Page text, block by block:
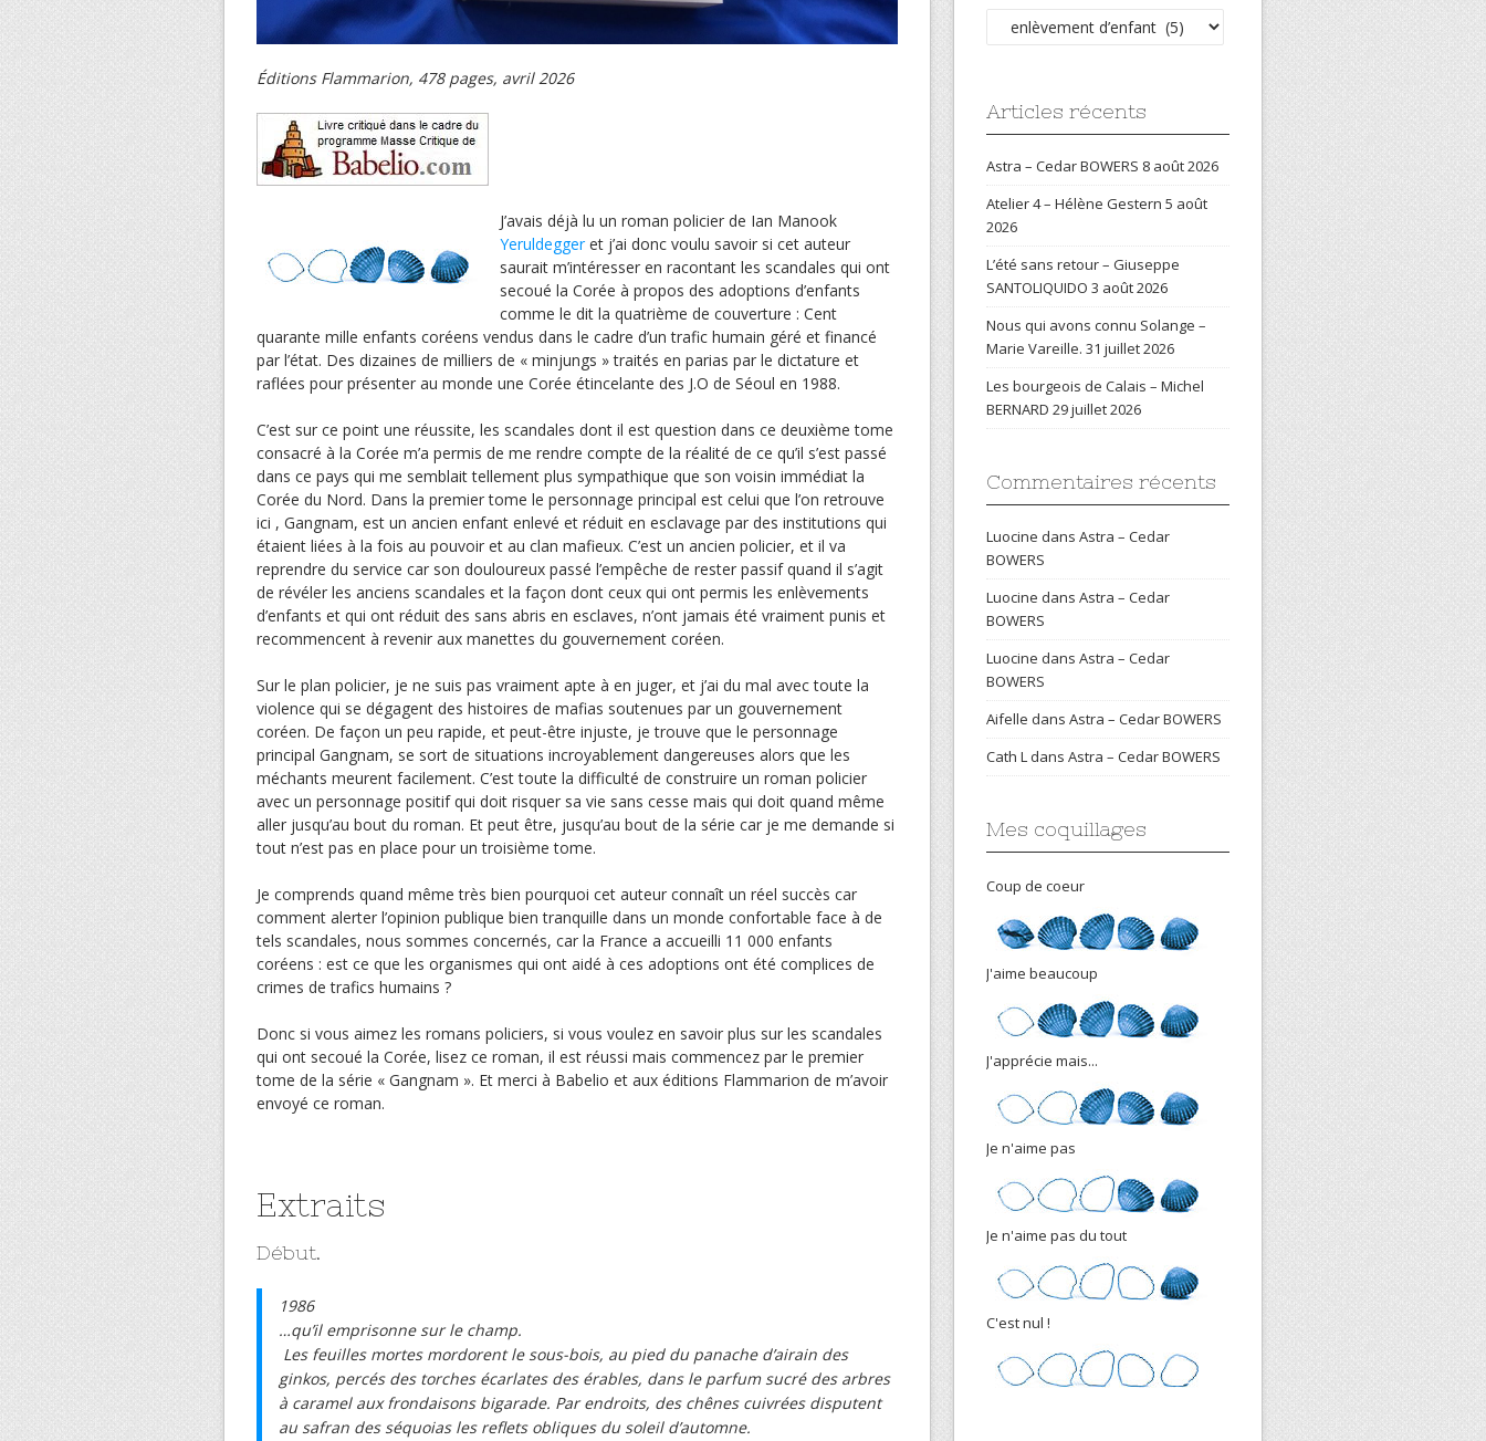
Éditions Flammarion, 478 pages, avril 2026
J’avais déjà lu un roman policier de Ian Manook
Yeruldeggeret j’ai donc voulu savoir si cet auteur
saurait m’intéresser en racontant les scandales qui ont
secoué la Corée à propos des adoptions d’enfants
comme le dit la quatrième de couverture : Cent
quarante mille enfants coréens vendus dans le cadre d’un trafic humain géré et financé
par l’état. Des dizaines de milliers de « minjungs » traités en parias par le dictature et
raflées pour présenter au monde une Corée étincelante des J.O de Séoul en 1988.
C’est sur ce point une réussite, les scandales dont il est question dans ce deuxième tome
consacré à la Corée m’a permis de me rendre compte de la réalité de ce qu’il s’est passé
dans ce pays qui me semblait tellement plus sympathique que son voisin immédiat la
Corée du Nord. Dans la premier tome le personnage principal est celui que l’on retrouve
ici , Gangnam, est un ancien enfant enlevé et réduit en esclavage par des institutions qui
étaient liées à la fois au pouvoir et au clan mafieux. C’est un ancien policier, et il va
reprendre du service car son douloureux passé l’empêche de rester passif quand il s’agit
de révéler les anciens scandales et la façon dont ceux qui ont permis les enlèvements
d’enfants et qui ont réduit des sans abris en esclaves, n’ont jamais été vraiment punis et
recommencent à revenir aux manettes du gouvernement coréen.
Sur le plan policier, je ne suis pas vraiment apte à en juger, et j’ai du mal avec toute la
violence qui se dégagent des histoires de mafias soutenues par un gouvernement
coréen. De façon un peu rapide, et peut-être injuste, je trouve que le personnage
principal Gangnam, se sort de situations incroyablement dangereuses alors que les
méchants meurent facilement. C’est toute la difficulté de construire un roman policier
avec un personnage positif qui doit risquer sa vie sans cesse mais qui doit quand même
aller jusqu’au bout du roman. Et peut être, jusqu’au bout de la série car je me demande si
tout n’est pas en place pour un troisième tome.
Je comprends quand même très bien pourquoi cet auteur connaît un réel succès car
comment alerter l’opinion publique bien tranquille dans un monde confortable face à de
tels scandales, nous sommes concernés, car la France a accueilli 11 000 enfants
coréens : est ce que les organismes qui ont aidé à ces adoptions ont été complices de
crimes de trafics humains ?
Donc si vous aimez les romans policiers, si vous voulez en savoir plus sur les scandales
qui ont secoué la Corée, lisez ce roman, il est réussi mais commencez par le premier
tome de la série « Gangnam ». Et merci à Babelio et aux éditions Flammarion de m’avoir
envoyé ce roman.
Extraits
Début.
1986
…qu’il emprisonne sur le champ.
Les feuilles mortes mordorent le sous-bois, au pied du panache d’airain des
ginkos, percés des torches écarlates des érables, dans le parfum sucré des arbres
à caramel aux frondaisons bigarade. Par endroits, des chênes cuivrées disputent
au safran des séquoias les reflets obliques du soleil d’automne.
Catégories
Articles récents
Astra – Cedar BOWERS 8 août 2026
Atelier 4 – Hélène Gestern 5 août
2026
L’été sans retour – Giuseppe
SANTOLIQUIDO 3 août 2026
Nous qui avons connu Solange –
Marie Vareille. 31 juillet 2026
Les bourgeois de Calais – Michel
BERNARD 29 juillet 2026
Commentaires récents
Luocine dans Astra – Cedar
BOWERS
Luocine dans Astra – Cedar
BOWERS
Luocine dans Astra – Cedar
BOWERS
Aifelle dans Astra – Cedar BOWERS
Cath L dans Astra – Cedar BOWERS
Mes coquillages
Coup de coeur
J'aime beaucoup
J'apprécie mais...
Je n'aime pas
Je n'aime pas du tout
C'est nul !